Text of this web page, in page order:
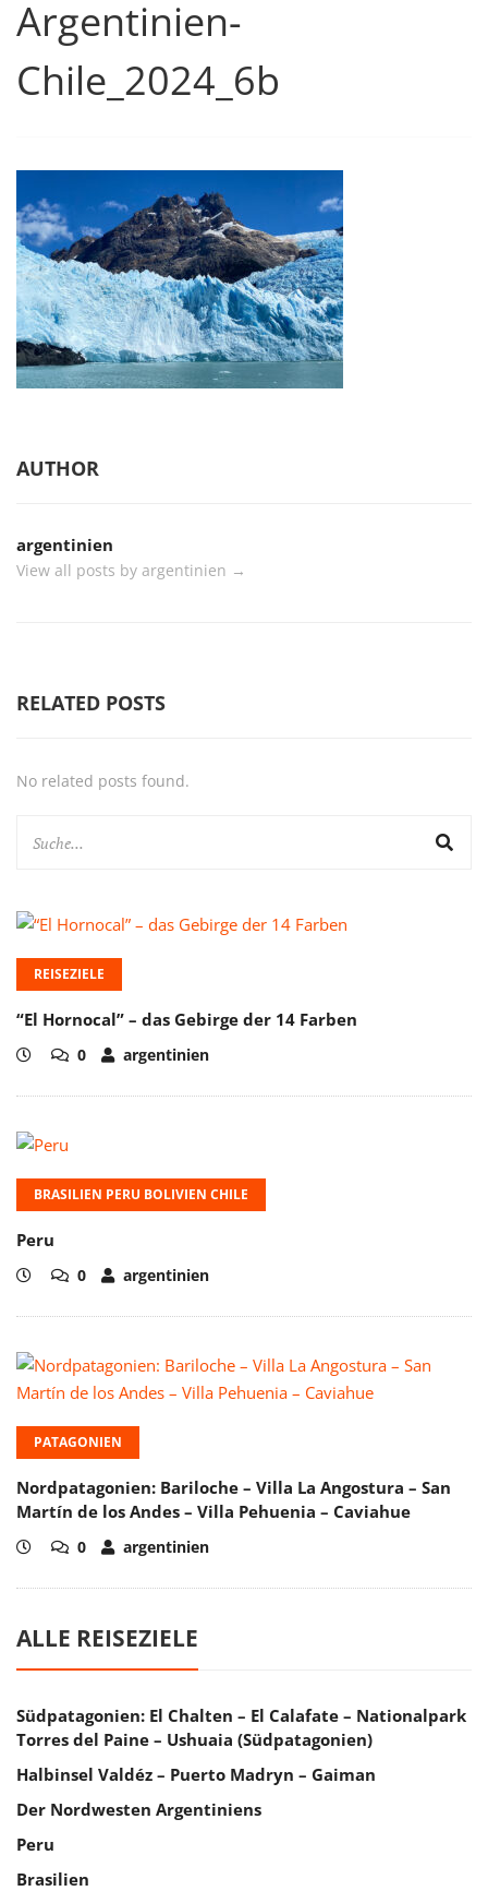
Argentinien-
Chile_2024_6b
AUTHOR
argentinien
View all posts by argentinien →
RELATED POSTS
No related posts found.
REISEZIELE
“El Hornocal” – das Gebirge der 14 Farben
0 argentinien
BRASILIEN PERU BOLIVIEN CHILE
Peru
0 argentinien
PATAGONIEN
Nordpatagonien: Bariloche – Villa La Angostura – San
Martín de los Andes – Villa Pehuenia – Caviahue
0 argentinien
ALLE REISEZIELE
Südpatagonien: El Chalten – El Calafate – Nationalpark
Torres del Paine – Ushuaia (Südpatagonien)
Halbinsel Valdéz – Puerto Madryn – Gaiman
Der Nordwesten Argentiniens
Peru
Brasilien